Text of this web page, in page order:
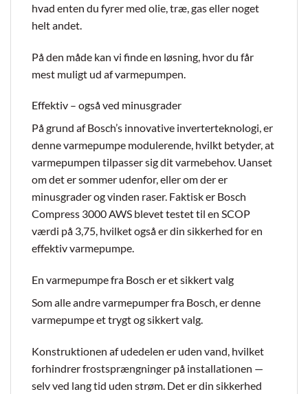
hvad enten du fyrer med olie, træ, gas eller noget
helt andet.
På den måde kan vi finde en løsning, hvor du får
mest muligt ud af varmepumpen.
Effektiv – også ved minusgrader
På grund af Bosch’s innovative inverterteknologi, er
denne varmepumpe modulerende, hvilkt betyder, at
varmepumpen tilpasser sig dit varmebehov. Uanset
om det er sommer udenfor, eller om der er
minusgrader og vinden raser. Faktisk er Bosch
Compress 3000 AWS blevet testet til en SCOP
værdi på 3,75, hvilket også er din sikkerhed for en
effektiv varmepumpe.
En varmepumpe fra Bosch er et sikkert valg
Som alle andre varmepumper fra Bosch, er denne
varmepumpe et trygt og sikkert valg.
Konstruktionen af udedelen er uden vand, hvilket
forhindrer frostsprængninger på installationen —
selv ved lang tid uden strøm. Det er din sikkerhed